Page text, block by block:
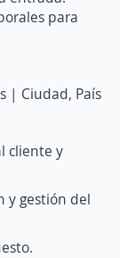
para
| Ciudad, País
cliente y
y gestión del